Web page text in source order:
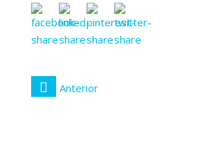
Anterior